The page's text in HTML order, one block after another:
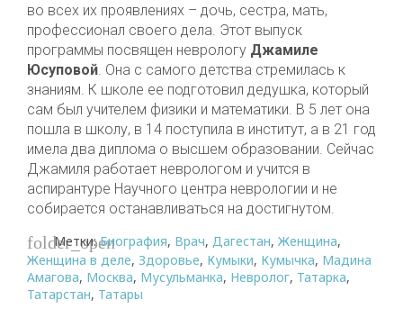
во всех их проявлениях – дочь, сестра, мать,
профессионал своего дела. Этот выпуск
программы посвящен неврологу Джамиле
Юсуповой . Она с самого детства стремилась к
знаниям. К школе ее подготовил дедушка, который
сам был учителем физики и математики. В 5 лет она
пошла в школу, в 14 поступила в институт, а в 21 год
имела два диплома о высшем образовании. Сейчас
Джамиля работает неврологом и учится в
аспирантуре Научного центра неврологии и не
собирается останавливаться на достигнутом.
folder_open
Метки:Биография, Врач, Дагестан, Женщина,
Женщина в деле, Здоровье, Кумыки, Кумычка, Мадина
Амагова, Москва, Мусульманка, Невролог, Татарка,
Татарстан, Татары